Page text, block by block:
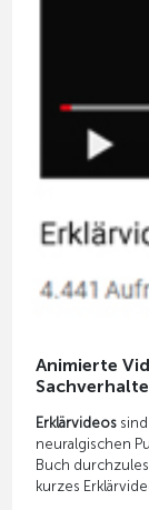
Animierte
Erklärvideossind
neuralgischen
Buch
kurzes